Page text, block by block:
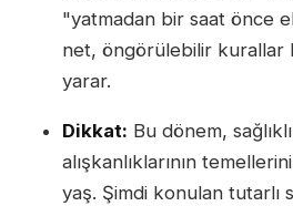
"yatmadan bir saat önce
net, öngörülebilir kurallar
yarar.
Dikkat: Bu dönem,
alışkanlıklarının
yaş. Şimdi konulan tutarlı